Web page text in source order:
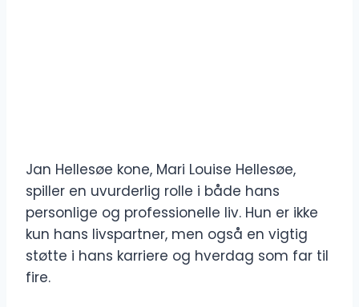
Jan Hellesøe kone, Mari Louise Hellesøe,
spiller en uvurderlig rolle i både hans
personlige og professionelle liv. Hun er ikke
kun hans livspartner, men også en vigtig
støtte i hans karriere og hverdag som far til
fire.